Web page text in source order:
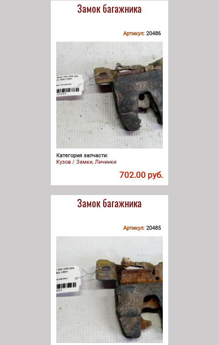
Замок багажника
Артикул: 20486
Категория запчасти:
Кузов / Замки, Личинки
702.00 руб.
Замок багажника
Артикул: 20485